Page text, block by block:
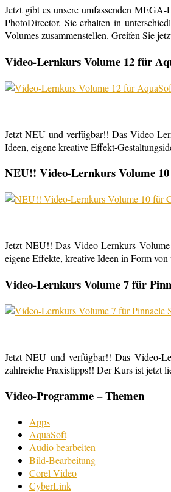
Jetzt gibt es unsere umfassenden
PhotoDirector. Sie erhalten in
Volumes zusammenstellen. Greifen Sie
Video-Lernkurs Volume 12 für
Jetzt NEU und verfügbar!! Das Video-
Ideen, eigene kreative Effekt-
NEU!! Video-Lernkurs Volume
Jetzt NEU!! Das Video-Lernkurs
eigene Effekte, kreative Ideen in Form
Video-Lernkurs Volume 7 für
Jetzt NEU und verfügbar!! Das Video-
zahlreiche Praxistipps!! Der Kurs ist jetzt
Video-Programme – Themen
Apps
AquaSoft
Audio bearbeiten
Bild-Bearbeitung
Corel Video
CyberLink